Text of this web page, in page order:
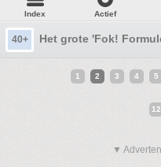
Index Actief
40+ Het grote 'Fok!
1 2 3 4 5
12
▼